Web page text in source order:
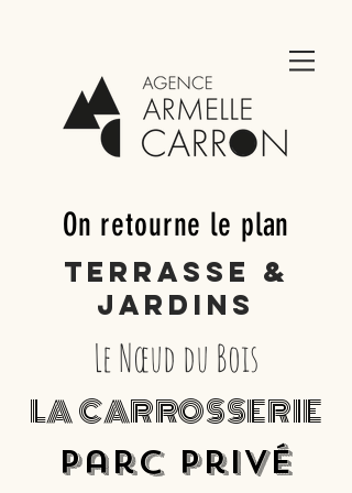
On retourne le plan
Terrasse &
Jardins
Le Nœud du Bois
LA CARROSSERIE
parc privé